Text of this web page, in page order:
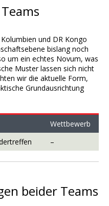
und DR Kongo
bislang noch
um ein echtes Novum, was
Muster lassen sich nicht
wir die aktuelle Form,
Grundausrichtung
Wettbewerb
–
beider Teams